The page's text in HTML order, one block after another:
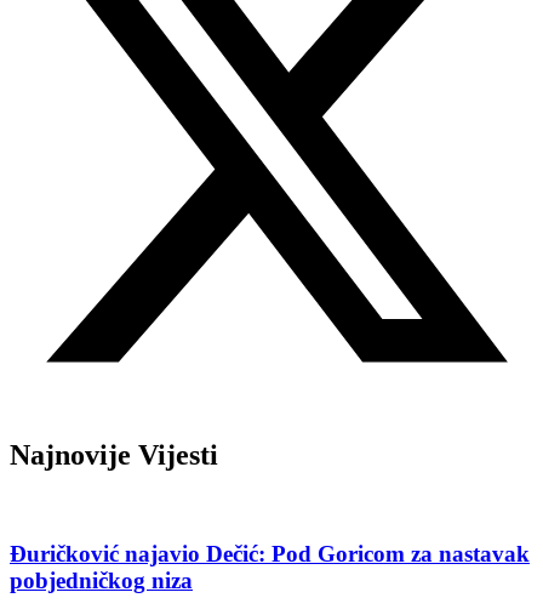
Najnovije Vijesti
Đuričković najavio Dečić: Pod Goricom za nastavak
pobjedničkog niza